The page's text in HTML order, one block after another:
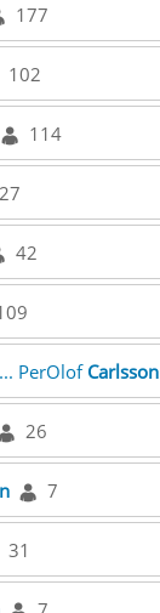
177
102
114
27
42
PerOlof Carlsson
26
7
31